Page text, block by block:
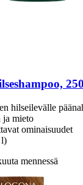
hilseilevälle
ja mieto
ominaisuudet
l)
mennessä